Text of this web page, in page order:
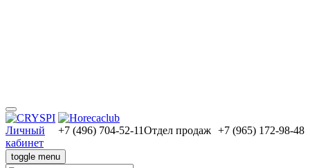
Личный
кабинет
+7 (496) 704-52-11Отдел продаж +7 (965) 172-98-48
toggle menu